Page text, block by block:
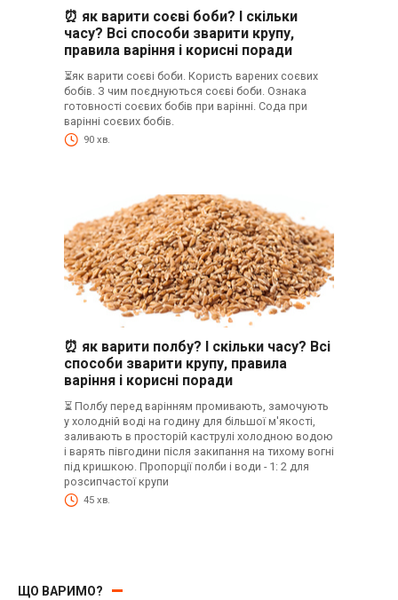
⏰ як варити соєві боби? І скільки
часу? Всі способи зварити крупу,
правила варіння і корисні поради
⏳як варити соєві боби. Користь варених соєвих
бобів. З чим поєднуються соєві боби. Ознака
готовності соєвих бобів при варінні. Сода при
варінні соєвих бобів.
90 хв.
⏰ як варити полбу? І скільки часу? Всі
способи зварити крупу, правила
варіння і корисні поради
⏳ Полбу перед варінням промивають, замочують
у холодній воді на годину для більшої м'якості,
заливають в просторій каструлі холодною водою
і варять півгодини після закипання на тихому вогні
під кришкою. Пропорції полби і води - 1: 2 для
розсипчастої крупи
45 хв.
ЩО ВАРИМО?